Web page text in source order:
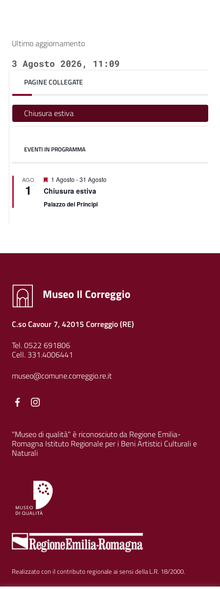
Ultimo aggiornamento
3 Agosto 2026, 11:09
PAGINE COLLEGATE
Chiusura estiva
EVENTI IN PROGRAMMA
AGO
1
Featured
1 Agosto -31 Agosto
Chiusura estiva
Palazzo dei Principi
Museo Il Correggio
C.so Cavour 7, 42015 Correggio (RE)
Tel. 0522 691806
Cell. 331.4006441
museo@comune.correggio.re.it
Facebook
"Museo di qualità" è riconosciuto da Regione Emilia-
Romagna Istituto Regionale per i Beni Artistici Culturali e
Naturali
Realizzato con il contributo regionale ai sensi della L.R. 18/2000.